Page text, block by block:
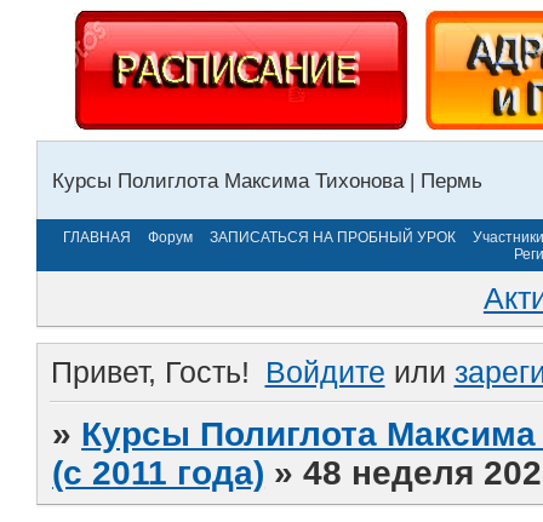
Курсы Полиглота Максима Тихонова | Пермь
ГЛАВНАЯ Форум ЗАПИСАТЬСЯ НА ПРОБНЫЙ УРОК
Участники
Привет, Гость! Войдите или
» Курсы Полиглота
(с 2011 года) »48 неделя